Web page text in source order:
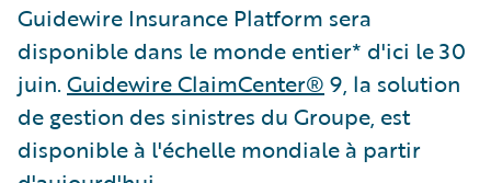
Guidewire Insurance Platform sera
disponible dans le monde entier* d'ici le 30
juin. Guidewire ClaimCenter® 9, la solution
de gestion des sinistres du Groupe, est
disponible à l'échelle mondiale à partir